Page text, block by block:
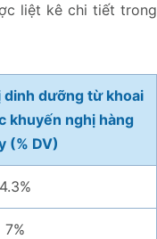
liệt kê chi tiết trong
dinh dưỡng từ khoai
khuyến nghị hàng
(% DV)
4.3%
7%